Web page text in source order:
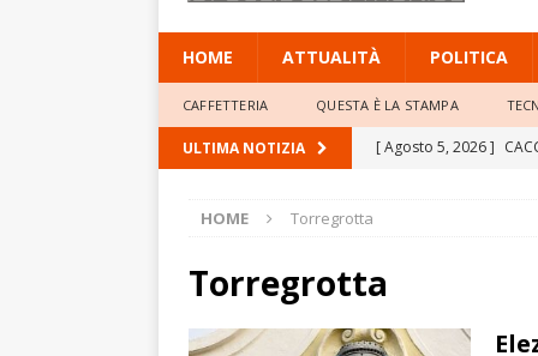
HOME ATTUALITÀ POLITICA
CAFFETTERIA QUESTA È LA STAMPA
ULTIMA NOTIZIA [ Agosto 5, 2026 ]
figlia Gaia alla sinistra
HOME Torregrotta
Torregrotta